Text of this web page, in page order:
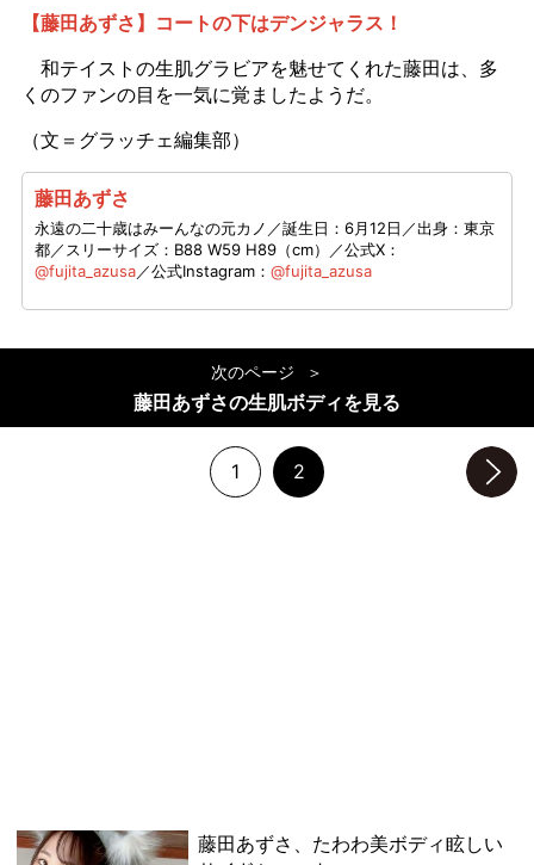
【藤田あずさ】コートの下はデンジャラス！
和テイストの生肌グラビアを魅せてくれた藤田は、多
くのファンの目を一気に覚ましたようだ。
（文＝グラッチェ編集部）
藤田あずさ
永遠の二十歳はみーんなの元カノ／誕生日：6月12日／出身：東京
都／スリーサイズ：B88 W59 H89（cm）／公式X：
@fujita_azusa／公式Instagram： @fujita_azusa
次のページ
藤田あずさの生肌ボディを見る
1 2
藤田あずさ、たわわ美ボディ眩しい